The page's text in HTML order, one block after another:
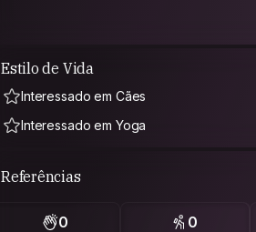
Estilo de Vida
Interessado em Cães
Interessado em Yoga
Referências
0 0